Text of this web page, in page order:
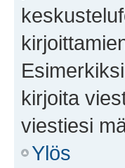
kirjoita
viestiesi
Ylös